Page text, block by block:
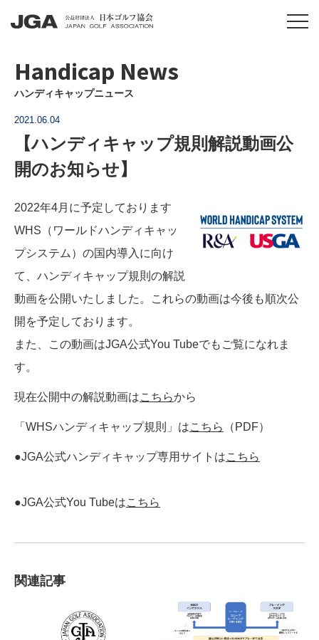
Handicap News
ハンディキャップニュース
2021.06.04
【ハンディキャップ規則解説動画公
開のお知らせ】
2022年4月に予定しております
WHS（ワールドハンディキャッ
プシステム）の国内導入に向け
て、ハンディキャップ規則の解説
動画を公開いたしました。これらの動画は今後も順次公
開を予定しております。
また、この動画はJGA公式You Tubeでもご覧になれま
す。
現在公開中の解説動画はこちらから
「WHSハンディキャップ規則」はこちら （PDF）
●JGA公式ハンディキャップ専用サイトはこちら
●JGA公式You Tubeはこちら
関連記事